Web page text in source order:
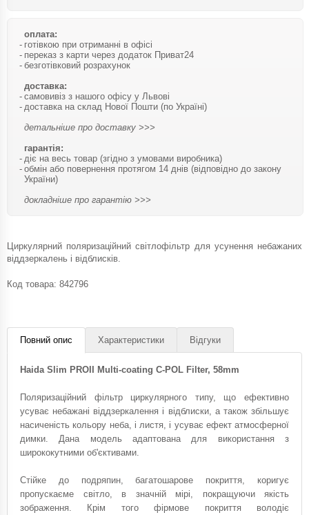
оплата:
готівкою при отриманні в офісі
переказ з карти через додаток Приват24
безготівковий розрахунок
доставка:
самовивіз з нашого офісу у Львові
доставка на склад Нової Пошти (по Україні)
детальніше про доставку >>>
гарантія:
діє на весь товар (згідно з умовами виробника)
обмін або повернення протягом 14 днів (відповідно до закону
України)
докладніше про гарантію >>>
Циркулярний поляризаційний світлофільтр для усунення небажаних
віддзеркалень і відблисків.
Код товара: 842796
Повний опис Характеристики Відгуки
Haida Slim PROII Multi-coating C-POL Filter, 58mm
Поляризаційний фільтр циркулярного типу, що ефективно
усуває небажані віддзеркалення і відблиски, а також збільшує
насиченість кольору неба, і листя, і усуває ефект атмосферної
димки. Дана модель адаптована для використання з
ширококутними об'єктивами.
Стійке до подряпин, багатошарове покриття, коригує
пропускаєме світло, в значній мірі, покращуючи якість
зображення. Крім того фірмове покриття володіє